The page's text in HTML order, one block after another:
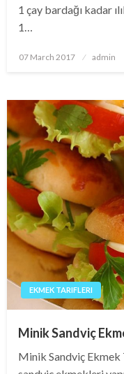
1 çay bardağı kadar
1…
Posted
07 March 2017 admin
EKMEK TARIFLERI
Minik Sandviç
Minik Sandviç